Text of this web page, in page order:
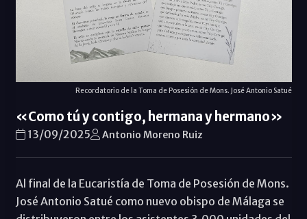
Recordatorio de la Toma de Posesión de Mons. José Antonio Satué
«Como tú y contigo, hermana y hermano»
13/09/2025 Antonio Moreno Ruiz
Al final de la Eucaristía de Toma de Posesión de Mons.
José Antonio Satué como nuevo obispo de Málaga se